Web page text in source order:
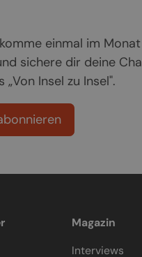
einmal im
sichere dir deine
Insel zu Insel".
Magazin
Interviews